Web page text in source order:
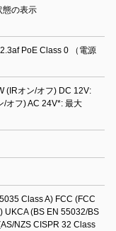
態の表示
PoE Class 0 （電源
(IRオン/オフ) DC 12V:
/オフ) AC 24V*: 最大
Class A) FCC (FCC
UKCA (BS EN 55032/BS
NZS CISPR 32 Class